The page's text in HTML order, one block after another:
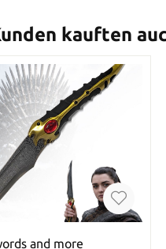
kauften
and more